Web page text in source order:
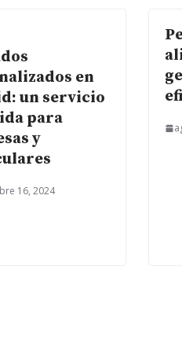
en
un servicio
para
y
16, 2024